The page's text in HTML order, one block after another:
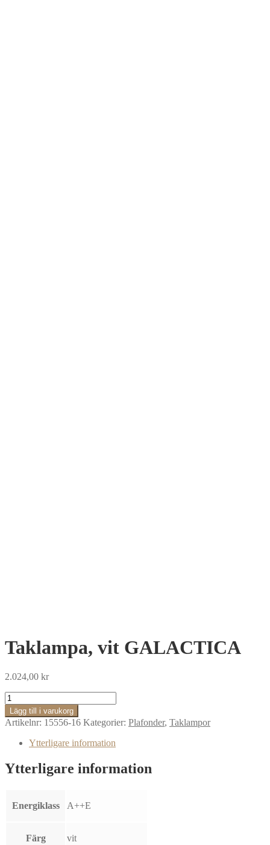
Taklampa, vit GALACTICA
2.024,00 kr
Taklampa,
vit
GALACTICA
mängd
Lägg till i varukorg
Artikelnr: 15556-16 Kategorier: Plafonder, Taklampor
Ytterligare information
Ytterligare information
Energiklass A++E
Färg vit